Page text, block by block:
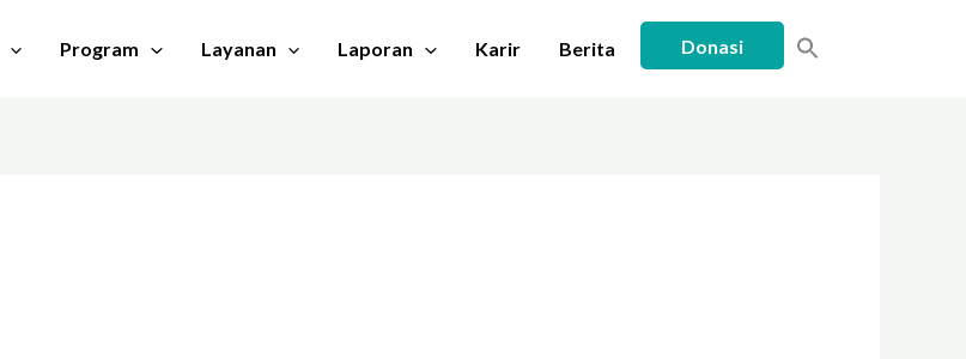
Program Layanan Laporan Karir Berita Donasi